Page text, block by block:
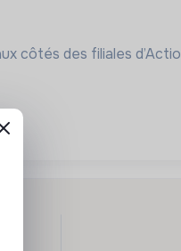
côtés des filiales